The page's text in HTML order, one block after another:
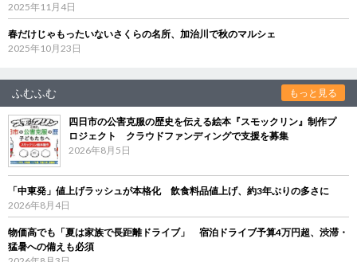
2025年11月4日
春だけじゃもったいないさくらの名所、加治川で秋のマルシェ
2025年10月23日
ふむふむ もっと見る
四日市の公害克服の歴史を伝える絵本『スモックリン』制作プ
ロジェクト クラウドファンディングで支援を募集
2026年8月5日
「中東発」値上げラッシュが本格化 飲食料品値上げ、約3年ぶりの多さに
2026年8月4日
物価高でも「夏は家族で長距離ドライブ」 宿泊ドライブ予算4万円超、渋滞・
猛暑への備えも必須